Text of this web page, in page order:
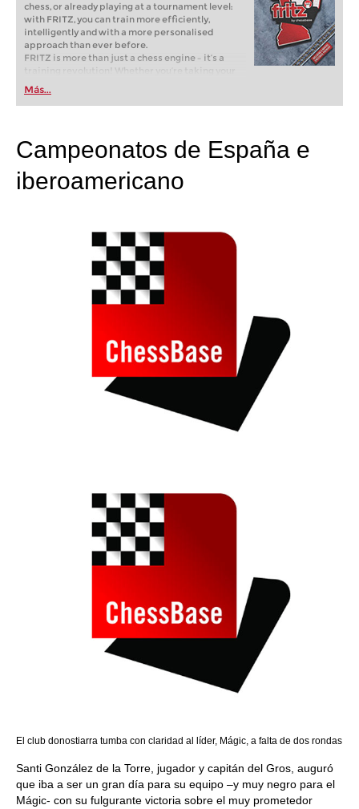
chess, or already playing at a tournament level:
with FRITZ, you can train more efficiently,
intelligently and with a more personalised
approach than ever before.
FRITZ is more than just a chess engine – it’s a
training revolution! Whether you’re taking your
first steps into the world of club chess, or already
playing at a tournament level: with FRITZ, you can
train more efficiently, intelligently and with a
Más...
Campeonatos de España e
iberoamericano
El club donostiarra tumba con claridad al líder, Mágic, a falta de dos rondas
Santi González de la Torre, jugador y capitán del Gros, auguró
que iba a ser un gran día para su equipo –y muy negro para el
Mágic- con su fulgurante victoria sobre el muy prometedor